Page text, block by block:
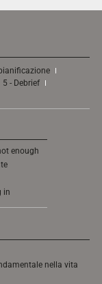
5 - Debrief
enough
in
nella vita